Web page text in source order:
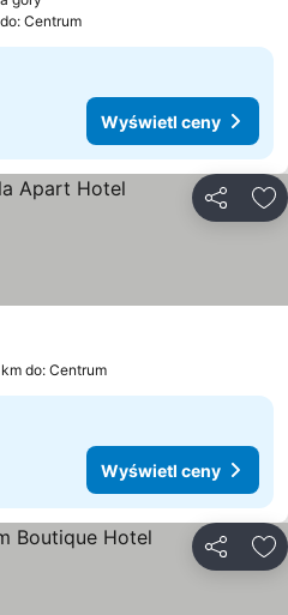
Centrum
Wyświetl ceny
ceny
do: Centrum
Wyświetl ceny